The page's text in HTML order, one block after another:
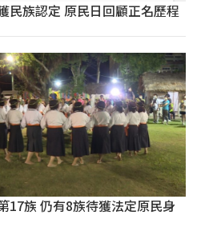
民族認定 原民日回顧正名歷程
17族 仍有8族待獲法定原民身